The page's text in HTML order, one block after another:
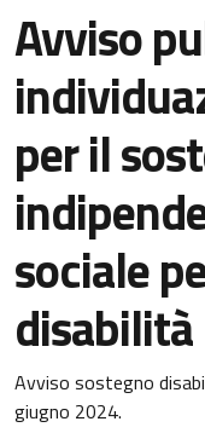
Avviso
per il
sociale
disabilità
Dettagli
Avviso sostegno
giugno 2024.